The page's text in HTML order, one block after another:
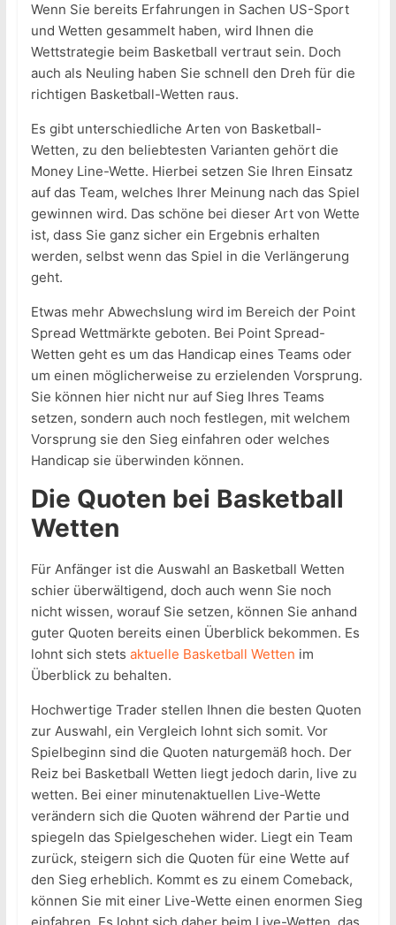
Wenn Sie bereits Erfahrungen in Sachen US-Sport
und Wetten gesammelt haben, wird Ihnen die
Wettstrategie beim Basketball vertraut sein. Doch
auch als Neuling haben Sie schnell den Dreh für die
richtigen Basketball-Wetten raus.
Es gibt unterschiedliche Arten von Basketball-
Wetten, zu den beliebtesten Varianten gehört die
Money Line-Wette. Hierbei setzen Sie Ihren Einsatz
auf das Team, welches Ihrer Meinung nach das Spiel
gewinnen wird. Das schöne bei dieser Art von Wette
ist, dass Sie ganz sicher ein Ergebnis erhalten
werden, selbst wenn das Spiel in die Verlängerung
geht.
Etwas mehr Abwechslung wird im Bereich der Point
Spread Wettmärkte geboten. Bei Point Spread-
Wetten geht es um das Handicap eines Teams oder
um einen möglicherweise zu erzielenden Vorsprung.
Sie können hier nicht nur auf Sieg Ihres Teams
setzen, sondern auch noch festlegen, mit welchem
Vorsprung sie den Sieg einfahren oder welches
Handicap sie überwinden können.
Die Quoten bei Basketball
Wetten
Für Anfänger ist die Auswahl an Basketball Wetten
schier überwältigend, doch auch wenn Sie noch
nicht wissen, worauf Sie setzen, können Sie anhand
guter Quoten bereits einen Überblick bekommen. Es
lohnt sich stets aktuelle Basketball Wetten im
Überblick zu behalten.
Hochwertige Trader stellen Ihnen die besten Quoten
zur Auswahl, ein Vergleich lohnt sich somit. Vor
Spielbeginn sind die Quoten naturgemäß hoch. Der
Reiz bei Basketball Wetten liegt jedoch darin, live zu
wetten. Bei einer minutenaktuellen Live-Wette
verändern sich die Quoten während der Partie und
spiegeln das Spielgeschehen wider. Liegt ein Team
zurück, steigern sich die Quoten für eine Wette auf
den Sieg erheblich. Kommt es zu einem Comeback,
können Sie mit einer Live-Wette einen enormen Sieg